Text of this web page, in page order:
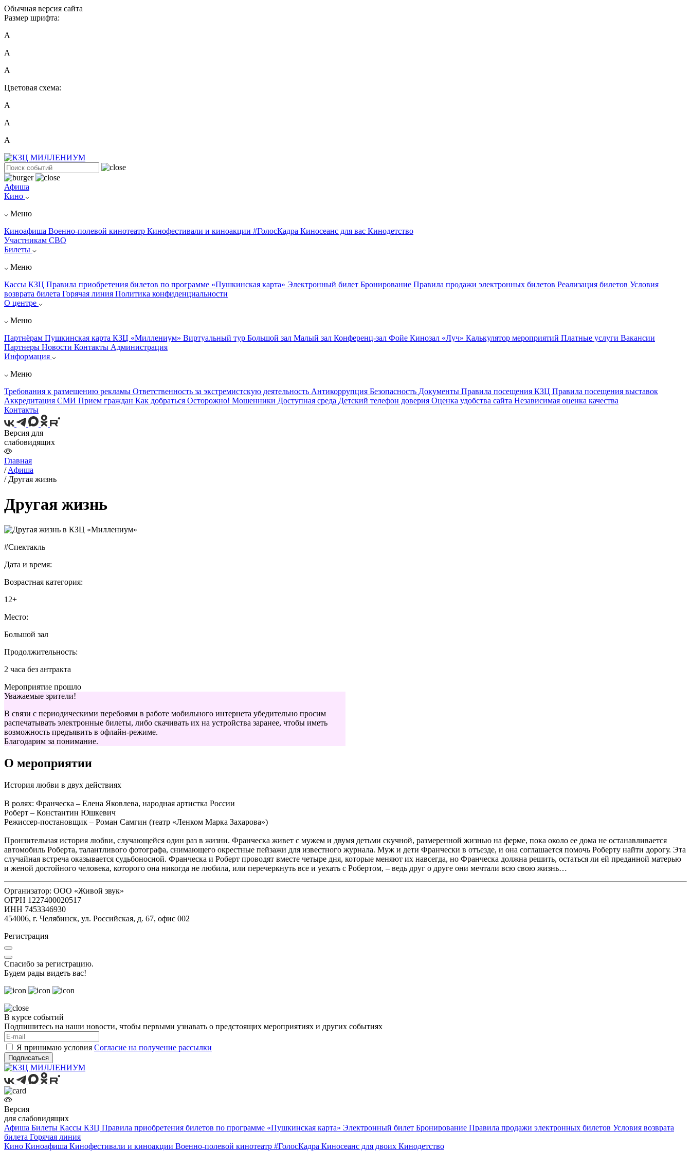
Обычная версия сайта
Размер шрифта:
A
A
A
Цветовая схема:
А
А
А
Афиша
Кино
Меню
Киноафиша Военно-полевой кинотеатр Кинофестивали и киноакции #ГолосКадра Киносеанс для вас Кинодетство
Участникам СВО
Билеты
Меню
Кассы КЗЦ Правила приобретения билетов по программе «Пушкинская карта» Электронный билет Бронирование Правила продажи электронных билетов Реализация билетов Условия
возврата билета Горячая линия Политика конфиденциальности
О центре
Меню
Партнёрам Пушкинская карта КЗЦ «Миллениум» Виртуальный тур Большой зал Малый зал Конференц-зал Фойе Кинозал «Луч» Калькулятор мероприятий Платные услуги Вакансии
Партнеры Новости Контакты Администрация
Информация
Меню
Требования к размещению рекламы Ответственность за экстремистскую деятельность Антикоррупция Безопасность Документы Правила посещения КЗЦ Правила посещения выставок
Аккредитация СМИ Прием граждан Как добраться Осторожно! Мошенники Доступная среда Детский телефон доверия Оценка удобства сайта Независимая оценка качества
Контакты
Версия для
слабовидящих
Главная
/Aфиша
/ Другая жизнь
Другая жизнь
#Спектакль
Дата и время:
Возрастная категория:
12+
Место:
Большой зал
Продолжительность:
2 часа без антракта
Мероприятие прошло
Уважаемые зрители!
В связи с периодическими перебоями в работе мобильного интернета убедительно просим
распечатывать электронные билеты, либо скачивать их на устройства заранее, чтобы иметь
возможность предъявить в офлайн-режиме.
Благодарим за понимание.
О мероприятии
История любви в двух действиях
В ролях: Франческа – Елена Яковлева, народная артистка России
Роберт – Константин Юшкевич
Режиссер-постановщик – Роман Самгин (театр «Ленком Марка Захарова»)
Пронзительная история любви, случающейся один раз в жизни. Франческа живет с мужем и двумя детьми скучной, размеренной жизнью на ферме, пока около ее дома не останавливается
автомобиль Роберта, талантливого фотографа, снимающего окрестные пейзажи для известного журнала. Муж и дети Франчески в отъезде, и она соглашается помочь Роберту найти дорогу. Эта
случайная встреча оказывается судьбоносной. Франческа и Роберт проводят вместе четыре дня, которые меняют их навсегда, но Франческа должна решить, остаться ли ей преданной матерью
и женой достойного человека, которого она никогда не любила, или перечеркнуть все и уехать с Робертом, – ведь друг о друге они мечтали всю свою жизнь…
Организатор: ООО «Живой звук»
ОГРН 1227400020517
ИНН 7453346930
454006, г. Челябинск, ул. Российская, д. 67, офис 002
Регистрация
Спасибо за регистрацию.
Будем рады видеть вас!
В курсе событий
Подпишитесь на наши новости, чтобы первыми узнавать о предстоящих мероприятиях и других событиях
Я принимаю условия Согласие на получение рассылки
Подписаться
Версия
для слабовидящих
Афиша Билеты Кассы КЗЦ Правила приобретения билетов по программе «Пушкинская карта» Электронный билет Бронирование Правила продажи электронных билетов Условия возврата
билета Горячая линия
Кино Киноафиша Кинофестивали и киноакции Военно-полевой кинотеатр #ГолосКадра Киносеанс для двоих Кинодетство